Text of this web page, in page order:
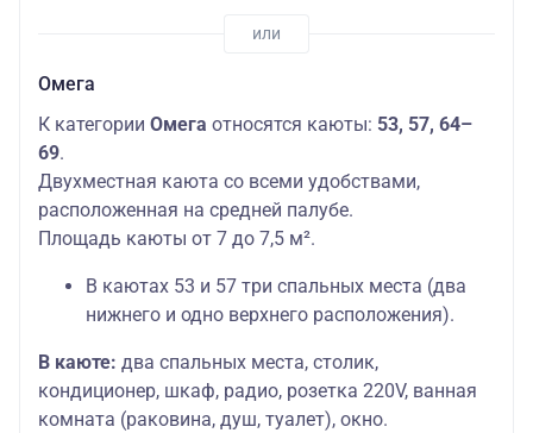
Омега
К категории Омега относятся каюты: 53, 57, 64–
69.
Двухместная каюта со всеми удобствами,
расположенная на средней палубе.
Площадь каюты от 7 до 7,5 м².
В каютах 53 и 57 три спальных места (два
нижнего и одно верхнего расположения).
В каюте: два спальных места, столик,
кондиционер, шкаф, радио, розетка 220V, ванная
комната (раковина, душ, туалет), окно.